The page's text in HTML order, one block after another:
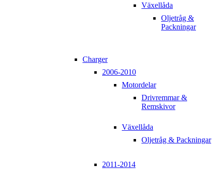
Växellåda
Oljetråg &
Packningar
Charger
2006-2010
Motordelar
Drivremmar &
Remskivor
Växellåda
Oljetråg & Packningar
2011-2014